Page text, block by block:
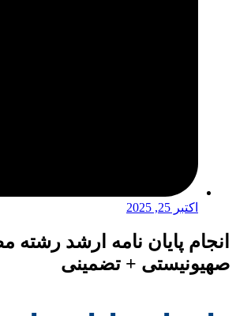
اکتبر 25, 2025
انجام پایان نامه ارشد رشته
صهیونیستی + تضمینی